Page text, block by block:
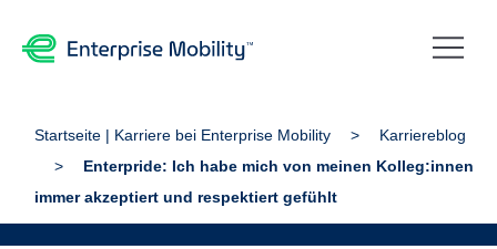
Startseite | Karriere bei Enterprise Mobility
Karriereblog
Enterpride: Ich habe mich von meinen Kolleg:innen
immer akzeptiert und respektiert gefühlt